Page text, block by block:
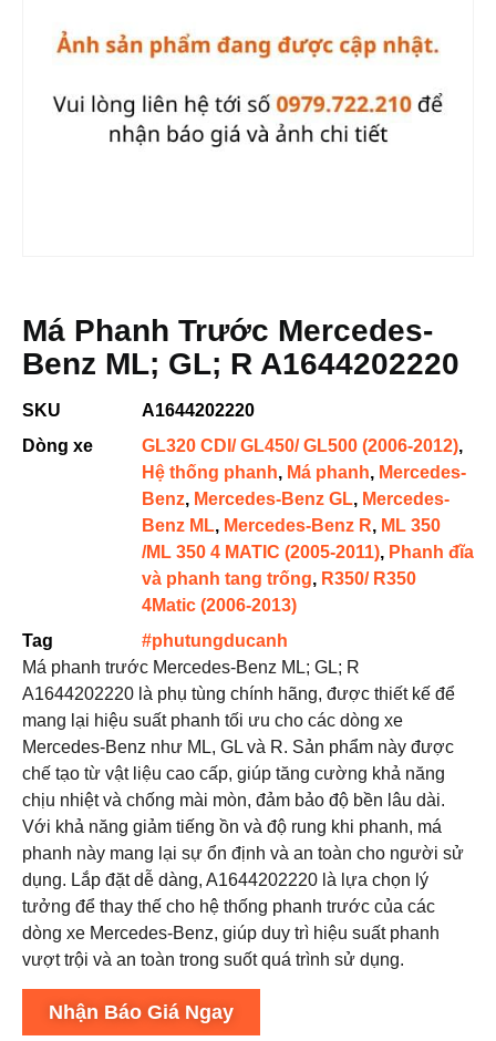
Má Phanh Trước Mercedes-
Benz ML; GL; R A1644202220
SKU
A1644202220
Dòng xe
GL320 CDI/ GL450/ GL500 (2006-2012),
Hệ thống phanh, Má phanh, Mercedes-
Benz, Mercedes-Benz GL, Mercedes-
Benz ML, Mercedes-Benz R, ML 350
/ML 350 4 MATIC (2005-2011), Phanh đĩa
và phanh tang trống, R350/ R350
4Matic (2006-2013)
Tag
#phutungducanh
Má phanh trước Mercedes-Benz ML; GL; R
A1644202220 là phụ tùng chính hãng, được thiết kế để
mang lại hiệu suất phanh tối ưu cho các dòng xe
Mercedes-Benz như ML, GL và R. Sản phẩm này được
chế tạo từ vật liệu cao cấp, giúp tăng cường khả năng
chịu nhiệt và chống mài mòn, đảm bảo độ bền lâu dài.
Với khả năng giảm tiếng ồn và độ rung khi phanh, má
phanh này mang lại sự ổn định và an toàn cho người sử
dụng. Lắp đặt dễ dàng, A1644202220 là lựa chọn lý
tưởng để thay thế cho hệ thống phanh trước của các
dòng xe Mercedes-Benz, giúp duy trì hiệu suất phanh
vượt trội và an toàn trong suốt quá trình sử dụng.
Nhận Báo Giá Ngay